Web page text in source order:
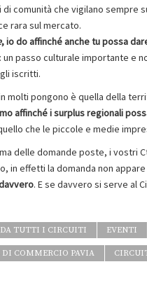
comunità che vigilano sempre
rara sul mercato.
, io do affinché anche tu possa
un passo culturale importante
iscritti.
molti pongono è quella della
affinché i surplus regionali
che le piccole e medie
delle domande poste, i vostri
in effetti la domanda non
. E se davvero si serve al
DA TUTTI I CIRCUITI EVENTI
DI COMMERCIO PAVIA